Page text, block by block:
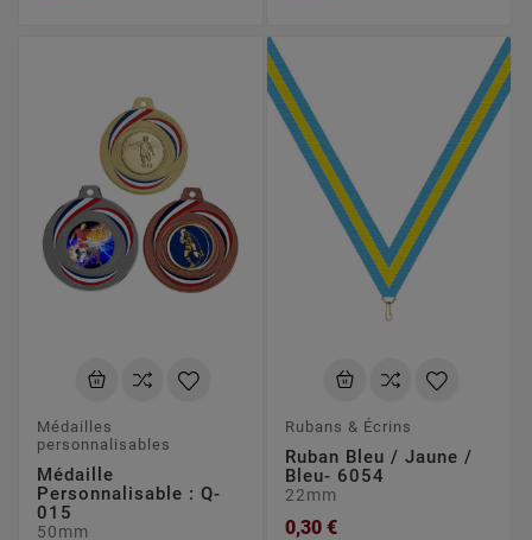
Médailles
personnalisables
Médaille
Personnalisable : Q-
015
50mm
Rubans & Écrins
Ruban Bleu / Jaune /
Bleu- 6054
22mm
0,30 €